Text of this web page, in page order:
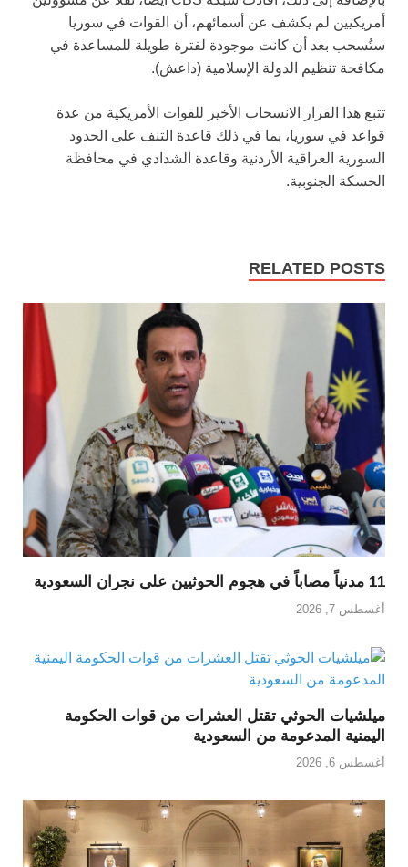
أمريكيين لم يكشف عن أسمائهم، أن القوات في سوريا
ستُسحب بعد أن كانت موجودة لفترة طويلة للمساعدة في
مكافحة تنظيم الدولة الإسلامية (داعش).
تتبع هذا القرار الانسحاب الأخير للقوات الأمريكية من عدة
قواعد في سوريا، بما في ذلك قاعدة التنف على الحدود
السورية العراقية الأردنية وقاعدة الشدادي في محافظة
الحسكة الجنوبية.
RELATED POSTS
11 مدنياً مصاباً في هجوم الحوثيين على نجران السعودية
أغسطس 7, 2026
ميلشيات الحوثي تقتل العشرات من قوات الحكومة
اليمنية المدعومة من السعودية
أغسطس 6, 2026